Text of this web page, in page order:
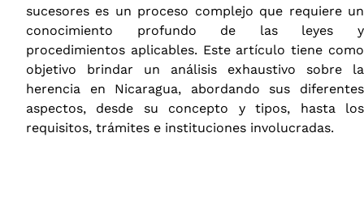
sucesores es un proceso complejo que requiere un
conocimiento profundo de las leyes y
procedimientos aplicables. Este artículo tiene como
objetivo brindar un análisis exhaustivo sobre la
herencia en Nicaragua, abordando sus diferentes
aspectos, desde su concepto y tipos, hasta los
requisitos, trámites e instituciones involucradas.